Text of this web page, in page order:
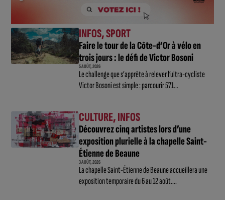
INFOS,SPORT
Faire le tour de la Côte-d’Or à vélo en
trois jours : le défi de Victor Bosoni
5 AOÛT, 2026
Le challenge que s’apprête à relever l’ultra-cycliste
Victor Bosoni est simple : parcourir 571...
CULTURE,INFOS
Découvrez cinq artistes lors d’une
exposition plurielle à la chapelle Saint-
Étienne de Beaune
3 AOÛT, 2026
La chapelle Saint-Étienne de Beaune accueillera une
exposition temporaire du 6 au 12 août....